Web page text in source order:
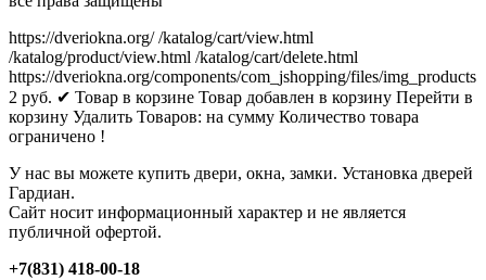
https://dveriokna.org/ /katalog/cart/view.html
/katalog/product/view.html /katalog/cart/delete.html
https://dveriokna.org/components/com_jshopping/files/img_products
2 руб. ✔ Товар в корзине Товар добавлен в корзину Перейти в
корзину Удалить Товаров: на сумму Количество товара
ограничено !
У нас вы можете купить двери, окна, замки. Установка дверей
Гардиан.
Сайт носит информационный характер и не является
публичной офертой.
+7(831) 418-00-18